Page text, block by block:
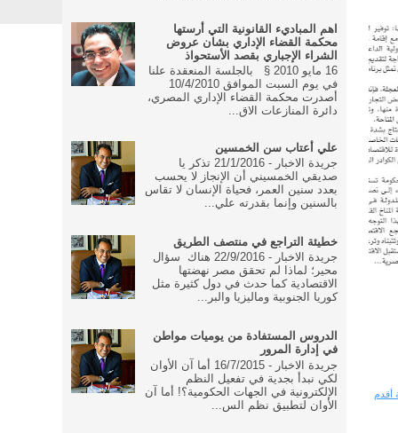
أقدم
اهم المباديء القانونية التي أرستها
محكمة القضاء الإداري بشان عروض
الشراء الإجباري بقصد الأستحواذ
16 مايو 2010 § بالجلسة المنعقدة علنا
في يوم السبت الموافق 10/4/2010
أصدرت محكمة القضاء الإداري المصري،
دائرة المنازعات الاق...
علي أعتاب سن الخمسين
جريدة الاخبار - 21/1/2016 تذكر يا
صديقي الخمسيني أن الإنجاز لا يحسب
بعدد سنين العمر، فحياة الإنسان لا تقاس
بالسنين وإنما بقدرته علي...
خطيئة التراجع في منتصف الطريق
جريدة الاخبار - 22/9/2016 هناك سؤال
محير؛ لماذا لم تحقق مصر نهضتها
الاقتصادية كما حدث في دول كثيرة مثل
كوريا الجنوبية وماليزيا والبر...
الدروس المستفادة من يوميات مواطن
في إدارة المرور
جريدة الاخبار - 16/7/2015 أما آن الأوان
لكي نبدأ بجدية في تفعيل النظم
الإلكترونية في الجهات الحكومية؟! أما آن
الأوان لتطبيق نظم الس...